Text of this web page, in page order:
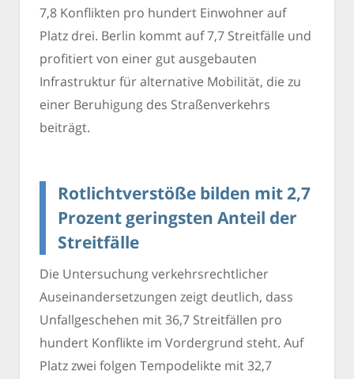
7,8 Konflikten pro hundert Einwohner auf
Platz drei. Berlin kommt auf 7,7 Streitfälle und
profitiert von einer gut ausgebauten
Infrastruktur für alternative Mobilität, die zu
einer Beruhigung des Straßenverkehrs
beiträgt.
Rotlichtverstöße bilden mit 2,7
Prozent geringsten Anteil der
Streitfälle
Die Untersuchung verkehrsrechtlicher
Auseinandersetzungen zeigt deutlich, dass
Unfallgeschehen mit 36,7 Streitfällen pro
hundert Konflikte im Vordergrund steht. Auf
Platz zwei folgen Tempodelikte mit 32,7